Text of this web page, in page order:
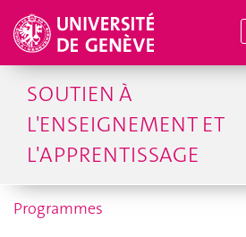
SOUTIEN À
L'ENSEIGNEMENT ET
L'APPRENTISSAGE
Programmes